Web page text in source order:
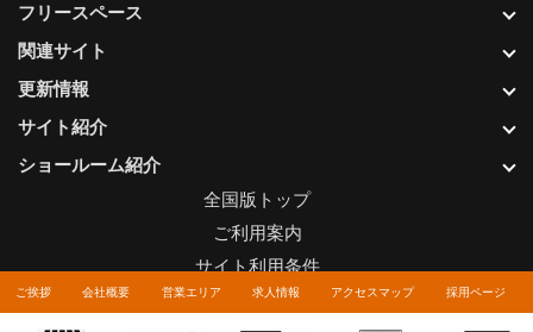
ご挨拶 会社概要 営業エリア 求人情報 アクセスマップ 採用ページ
更新情報
サイト紹介
ショールーム紹介
フリースペース
関連サイト
全国版トップ
ご利用案内
サイト利用条件
プライバシーポリシー